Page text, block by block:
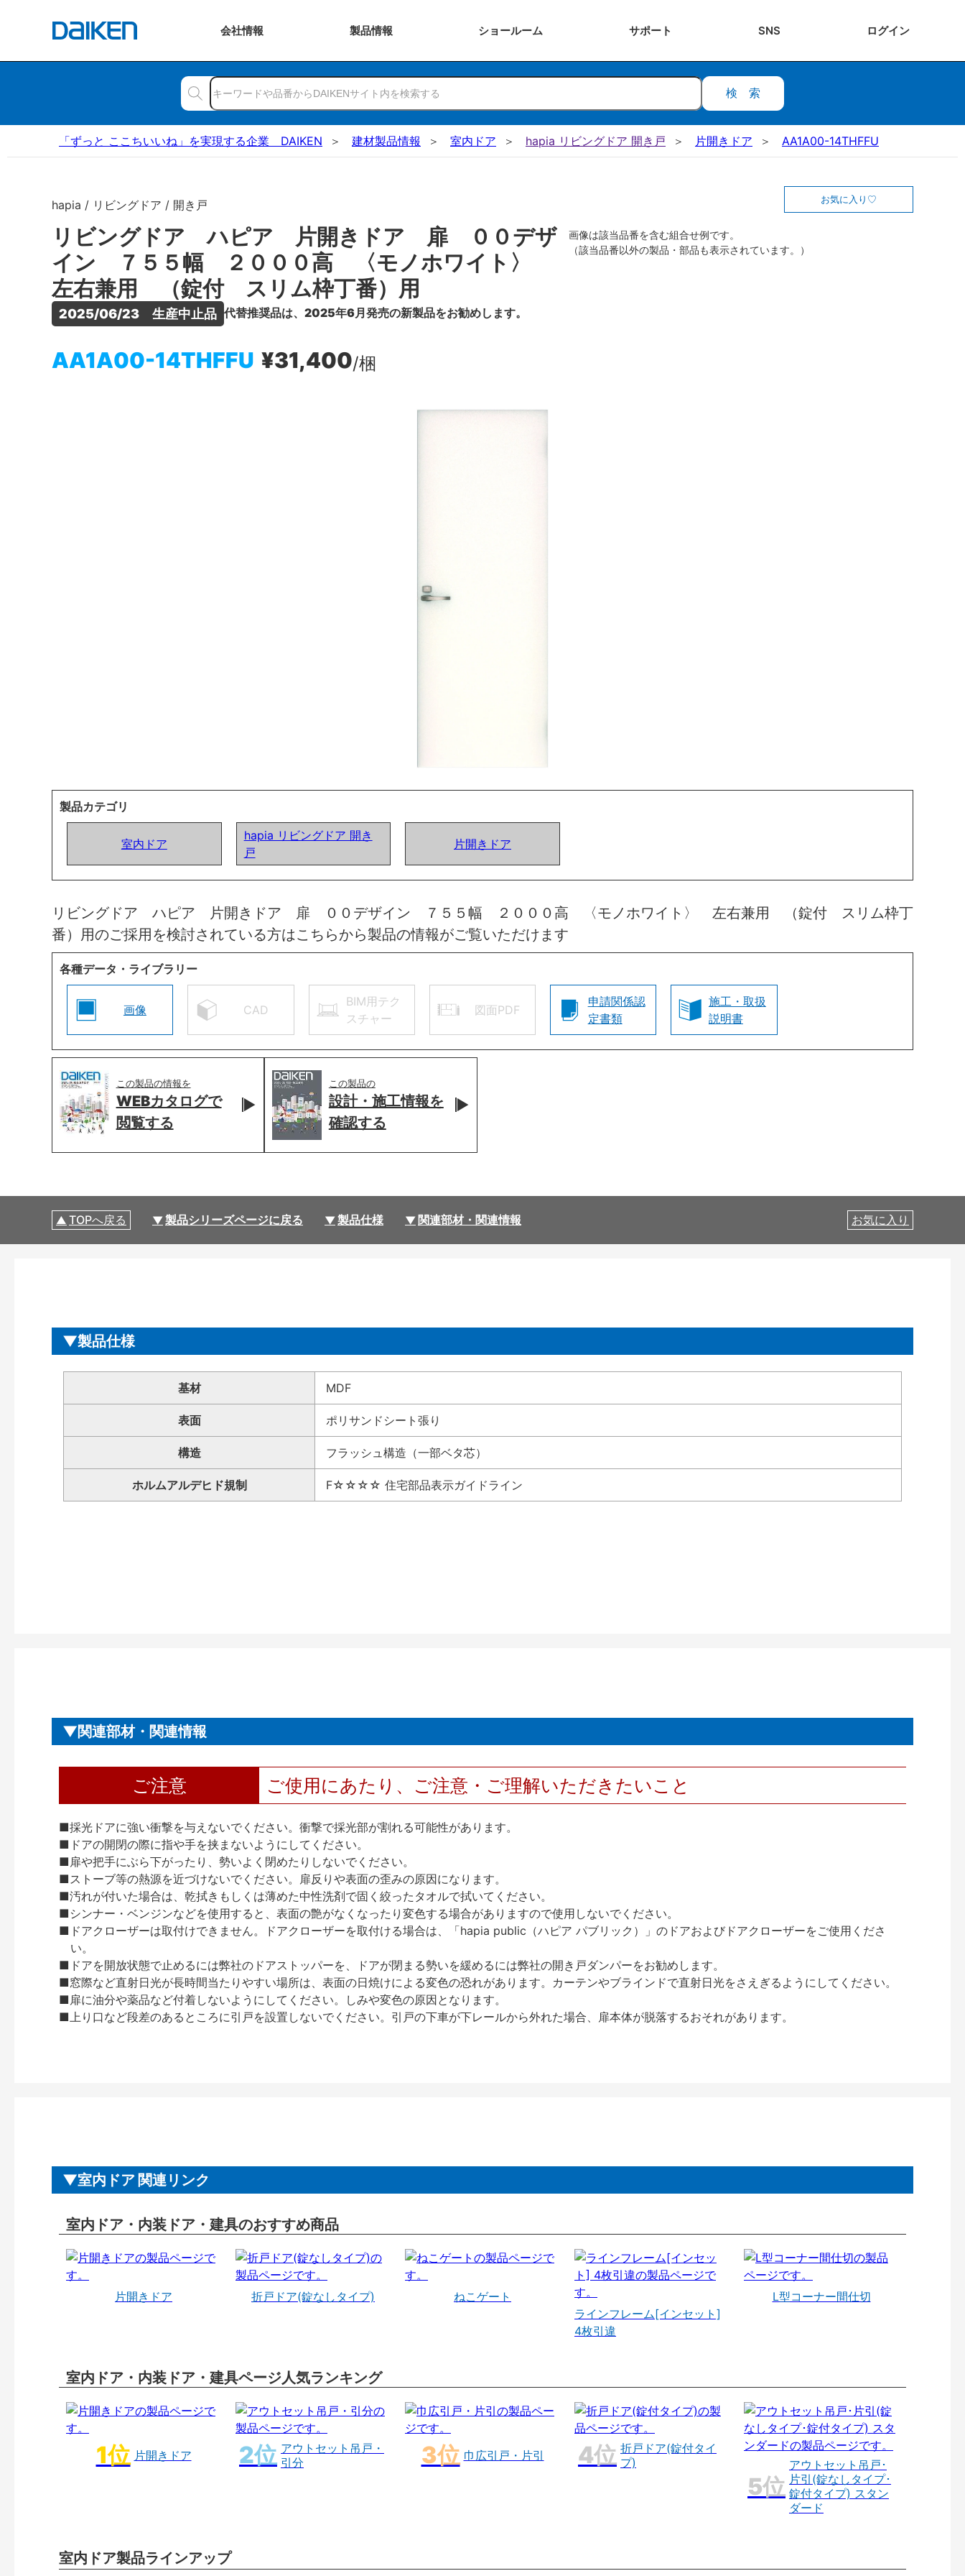
会社情報 製品情報 ショールーム サポート SNS ログイン
検索
「ずっと ここちいいね」を実現する企業 DAIKEN 建材製品情報 室内ドア hapia リビングドア 開き戸 片開きドア AA1A00-14THFFU
hapia / リビングドア / 開き戸
リビングドア ハピア 片開きドア 扉 ００デザ
イン ７５５幅 ２０００高 〈モノホワイト〉
左右兼用 （錠付 スリム枠丁番）用
2025/06/23　生産中止品 代替推奨品は、2025年6月発売の新製品をお勧めします。
AA1A00-14THFFU ¥31,400/梱
お気に入り
画像は該当品番を含む組合せ例です。
（該当品番以外の製品・部品も表示されています。）
製品カテゴリ
室内ドア
hapia リビングドア 開き
戸
片開きドア
リビングドア ハピア 片開きドア 扉 ００デザイン ７５５幅 ２０００高 〈モノホワイト〉 左右兼用 （錠付 スリム枠丁
番）用のご採用を検討されている方はこちらから製品の情報がご覧いただけます
各種データ・ライブラリー
画像 CAD
BIM用テク
スチャー
図面PDF
申請関係認
定書類
施工・取扱
説明書
この製品の情報を
WEBカタログで
閲覧する
この製品の
設計・施工情報を
確認する
TOPへ戻る 製品シリーズページに戻る 製品仕様 関連部材・関連情報 お気に入り
製品仕様
基材 MDF
表面 ポリサンドシート張り
構造 フラッシュ構造（一部ベタ芯）
ホルムアルデヒド規制 F☆☆☆☆ 住宅部品表示ガイドライン
関連部材・関連情報
ご注意 ご使用にあたり、ご注意・ご理解いただきたいこと
■採光ドアに強い衝撃を与えないでください。衝撃で採光部が割れる可能性があります。
■ドアの開閉の際に指や手を挟まないようにしてください。
■扉や把手にぶら下がったり、勢いよく閉めたりしないでください。
■ストーブ等の熱源を近づけないでください。扉反りや表面の歪みの原因になります。
■汚れが付いた場合は、乾拭きもしくは薄めた中性洗剤で固く絞ったタオルで拭いてください。
■シンナー・ベンジンなどを使用すると、表面の艶がなくなったり変色する場合がありますので使用しないでください。
■ドアクローザーは取付けできません。ドアクローザーを取付ける場合は、「hapia public（ハピア パブリック）」のドアおよびドアクローザーをご使用くださ
い。
■ドアを開放状態で止めるには弊社のドアストッパーを、ドアが閉まる勢いを緩めるには弊社の開き戸ダンパーをお勧めします。
■窓際など直射日光が長時間当たりやすい場所は、表面の日焼けによる変色の恐れがあります。カーテンやブラインドで直射日光をさえぎるようにしてください。
■扉に油分や薬品など付着しないようにしてください。しみや変色の原因となります。
■上り口など段差のあるところに引戸を設置しないでください。引戸の下車が下レールから外れた場合、扉本体が脱落するおそれがあります。
室内ドア 関連リンク
室内ドア・内装ドア・建具のおすすめ商品
片開きドア 折戸ドア(錠なしタイプ)
ねこゲート
ラインフレーム[インセット]
4枚引違
L型コーナー間仕切
室内ドア・内装ドア・建具ページ人気ランキング
片開きドア
アウトセット吊戸・
引分
巾広引戸・片引
折戸ドア(錠付タイ
プ)
アウトセット吊戸･
片引(錠なしタイプ･
錠付タイプ) スタン
ダード
室内ドア製品ラインアップ